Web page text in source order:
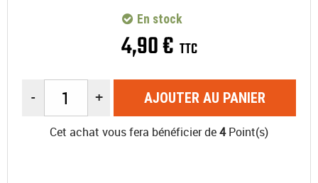
4,90€ TTC
En stock
- + AJOUTER AU PANIER
Cet achat vous fera bénéficier de4Point(s)